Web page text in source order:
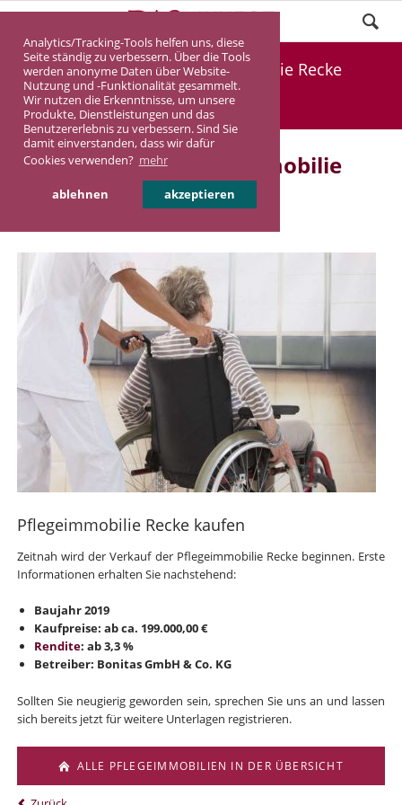
Analytics/Tracking-Tools helfen uns, diese
Seite ständig zu verbessern. Über die Tools
werden anonyme Daten über Website-
Nutzung und -Funktionalität gesammelt.
Wir nutzen die Erkenntnisse, um unsere
Produkte, Dienstleistungen und das
Benutzererlebnis zu verbessern. Sind Sie
damit einverstanden, dass wir dafür
Cookies verwenden? mehr
ablehnen akzeptieren
Coming soon: Pflegeimmobilie Recke
DASINVEST Aktuelles
Coming soon: Pflegeimmobilie
Recke
Pflegeimmobilie Recke kaufen
Zeitnah wird der Verkauf der Pflegeimmobilie Recke beginnen. Erste
Informationen erhalten Sie nachstehend:
Baujahr 2019
Kaufpreise: ab ca. 199.000,00 €
Rendite: ab 3,3 %
Betreiber: Bonitas GmbH & Co. KG
Sollten Sie neugierig geworden sein, sprechen Sie uns an und lassen
sich bereits jetzt für weitere Unterlagen registrieren.
ALLE PFLEGEIMMOBILIEN IN DER ÜBERSICHT